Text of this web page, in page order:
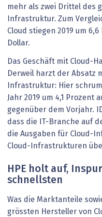
mehr als zwei Drittel des
Infrastruktur. Zum
Cloud stiegen 2019 um
Dollar.
Das Geschäft mit Cloud-
Derweil harzt der Absatz
Infrastruktur: Hier
Jahr 2019 um 4,1 Prozent
gegenüber dem Vorjahr.
dass die IT-Branche auf
die Ausgaben für Cloud-
Cloud-Infrastrukturen
HPE holt auf,
schnellsten
Was die Marktanteile
grössten Hersteller von